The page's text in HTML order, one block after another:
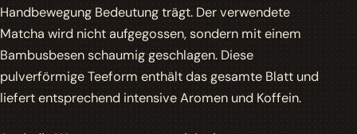
Handbewegung Bedeutung trägt. Der verwendete
Matchawird nicht aufgegossen, sondern mit einem
Bambusbesen schaumig geschlagen. Diese
pulverförmige Teeform enthält das gesamte Blatt und
liefert entsprechend intensive Aromen und Koffein.